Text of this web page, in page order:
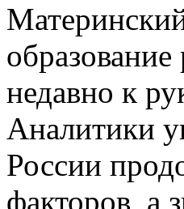
недавно к
Аналитики
России
факторов, а